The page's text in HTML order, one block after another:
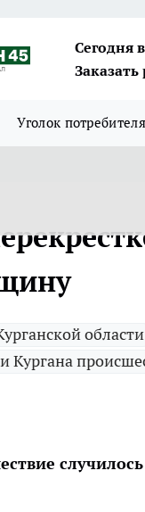
Сегодня
Уголок потребителя
области
Кургана